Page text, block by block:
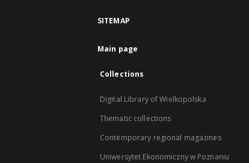
SITEMAP
Main page
Collections
Digital Library of Wielkopolska
Thematic collections
Contemporary regional magazines
Uniwersytet Ekonomiczny w Poznaniu